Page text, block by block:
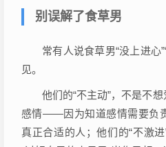
别误解了食草男
常有人说食草男“没上进心
见。
他们的“不主动”，不是不
感情——因为知道感情需要负
真正合适的人；他们的“不激